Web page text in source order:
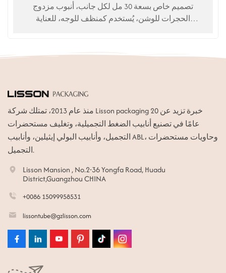
تصميم خاص بسعة 30 مل لكل جانب، أنبوب مزدوج
الحجرات للوشن، يُستخدم كمنظف للوجه، للعناية
منذ عام 2013، تمتلك شركة Lisson packaging خبرة تزيد عن 20
عامًا في تصنيع أنابيب الضغط التجميلية، وتغليف مستحضرات
التجميل، وأنابيب البولي إيثيلين، وأنابيب ABL، وحاويات مستحضرات
التجميل.
Lisson Mansion , No.2-36 Yongfa Road, Huadu
District,Guangzhou CHINA
+0086 15099958531
lissontube@gzlisson.com